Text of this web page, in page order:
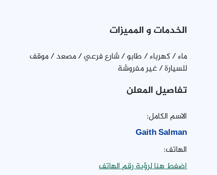
الخدمات و المميزات
ماء / كهرباء / طابو / شارع فرعي / مصعد / موقف
للسيارة / غير مفروشة
تفاصيل المعلن
الاسم الكامل:
Gaith Salman
الهاتف:
اضغط هنا لرؤية رقم الهاتف